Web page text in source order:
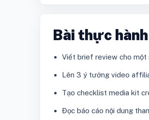
Bài thực hành
Viết brief review cho một
Lên 3 ý tưởng video
Tạo checklist media kit
Đọc báo cáo nội dung